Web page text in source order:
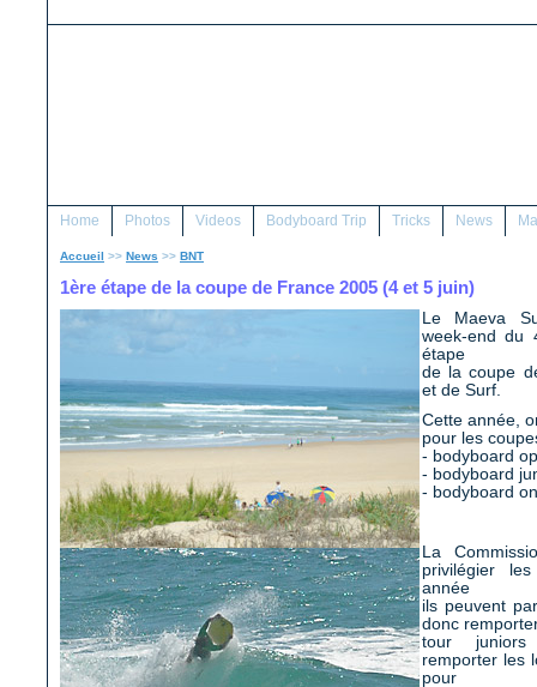
Home Photos Videos Bodyboard Trip Tricks News
Accueil >> News >> BNT
1ère étape de la coupe de France 2005 (4 et 5 juin)
Le Maeva
week-end du
étape
de la coupe
et de Surf.
Cette année,
pour les
- bodyboard
- bodyboard
- bodyboard
La
privilégier
année
ils peuvent
donc
tour
remporter les
pour